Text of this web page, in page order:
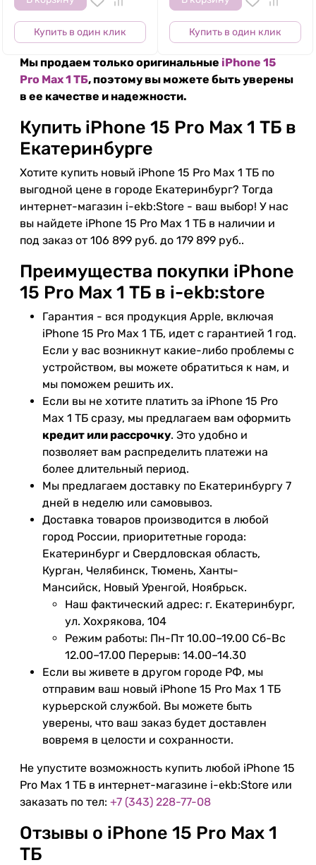
Купить в один клик Купить в один клик
Мы продаем только оригинальные iPhone 15
Pro Max 1 ТБ, поэтому вы можете быть уверены
в ее качестве и надежности.
Купить iPhone 15 Pro Max 1 ТБ в
Екатеринбурге
Хотите купить новый iPhone 15 Pro Max 1 ТБ по
выгодной цене в городе Екатеринбург? Тогда
интернет-магазин i-ekb:Store - ваш выбор! У нас
вы найдете iPhone 15 Pro Max 1 ТБ в наличии и
под заказ от 106 899 руб. до 179 899 руб..
Преимущества покупки iPhone
15 Pro Max 1 ТБ в i-ekb:store
Гарантия - вся продукция Apple, включая
iPhone 15 Pro Max 1 ТБ, идет с гарантией 1 год.
Если у вас возникнут какие-либо проблемы с
устройством, вы можете обратиться к нам, и
мы поможем решить их.
Если вы не хотите платить за iPhone 15 Pro
Max 1 ТБ сразу, мы предлагаем вам оформить
кредит или рассрочку. Это удобно и
позволяет вам распределить платежи на
более длительный период.
Мы предлагаем доставку по Екатеринбургу 7
дней в неделю или самовывоз.
Доставка товаров производится в любой
город России, приоритетные города:
Екатеринбург и Свердловская область,
Курган, Челябинск, Тюмень, Ханты-
Мансийск, Новый Уренгой, Ноябрьск.
Наш фактический адрес: г. Екатеринбург,
ул. Хохрякова, 104
Режим работы: Пн-Пт 10.00–19.00 Сб-Вс
12.00–17.00 Перерыв: 14.00–14.30
Если вы живете в другом городе РФ, мы
отправим ваш новый iPhone 15 Pro Max 1 ТБ
курьерской службой. Вы можете быть
уверены, что ваш заказ будет доставлен
вовремя в целости и сохранности.
Не упустите возможность купить любой iPhone 15
Pro Max 1 ТБ в интернет-магазине i-ekb:Store или
заказать по тел: +7 (343) 228-77-08
Отзывы о iPhone 15 Pro Max 1
ТБ